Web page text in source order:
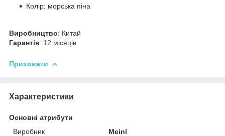
Колір: морська піна
Виробництво: Китай
Гарантія: 12 місяців
Приховати
Характеристики
Основні атрибути
Виробник
Meinl